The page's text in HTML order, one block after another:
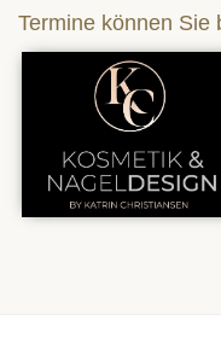
Termine können Sie